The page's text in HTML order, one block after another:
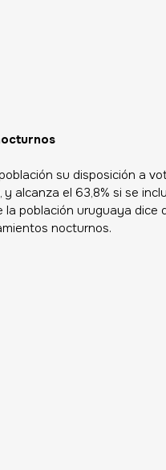
su disposición a
y alcanza el 63,8% si se
la población uruguaya
nocturnos.